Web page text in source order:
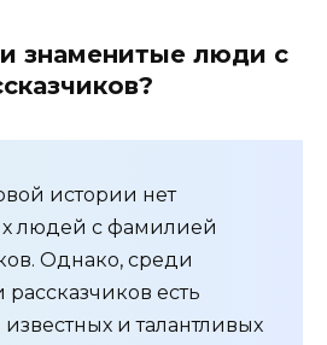
знаменитые люди с
истории нет
людей с фамилией
Однако, среди
есть
и талантливых